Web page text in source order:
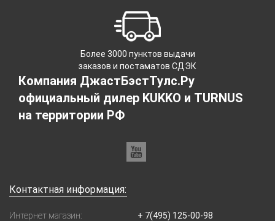
Более 3000 пунктов выдачи
заказов и постаматов СДЭК
Компания ДжастБэстТулс.Ру
официальный дилер KUKKO и TURNUS
на территории РФ
Контактная информация:
Интернет магазин:
+ 7(495) 125-00-98